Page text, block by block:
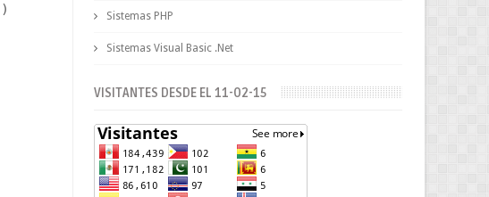
)
Sistemas PHP
Sistemas Visual Basic .Net
VISITANTES DESDE EL 11-02-15